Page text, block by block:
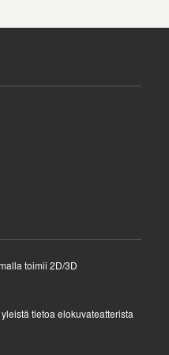
toimii 2D/3D
tietoa elokuvateatterista